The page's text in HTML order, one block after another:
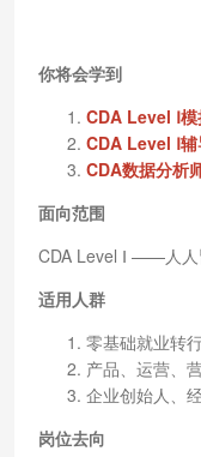
你将会学到
CDA Level Ⅰ
CDA Level Ⅰ
CDA数据分析
面向范围
CDA Level Ⅰ ——人人
适用人群
零基础就业转
产品、运营、
企业创始人、
岗位去向